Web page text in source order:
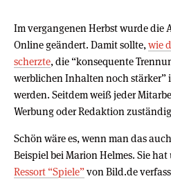
Im vergangenen Herbst wurde die
Online geändert. Damit sollte, wie
scherzte, die “konsequente
werblichen Inhalten noch stärker”
werden. Seitdem weiß jeder
Werbung oder Redaktion
Schön wäre es, wenn man das
Beispiel bei Marion Helmes. Sie hat
Ressort “Spiele”von Bild.de